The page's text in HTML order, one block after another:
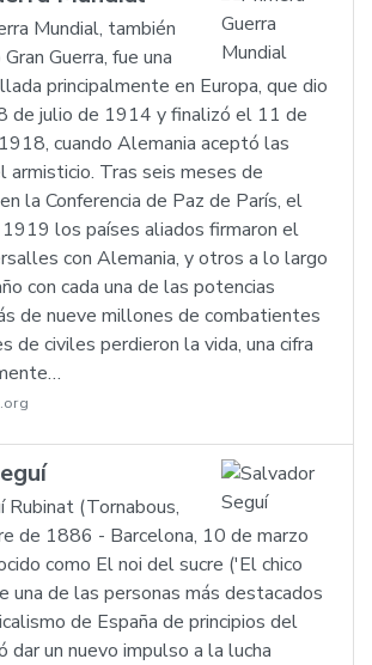
Mundial, también
Guerra, fue una
principalmente en Europa, que dio
de julio de 1914 y finalizó el 11 de
cuando Alemania aceptó las
armisticio. Tras seis meses de
la Conferencia de Paz de París, el
los países aliados firmaron el
con Alemania, y otros a lo largo
con cada una de las potencias
de nueve millones de combatientes
de civiles perdieron la vida, una cifra
Rubinat (Tornabous,
de 1886 - Barcelona, 10 de marzo
como El noi del sucre ('El chico
una de las personas más destacados
de España de principios del
dar un nuevo impulso a la lucha